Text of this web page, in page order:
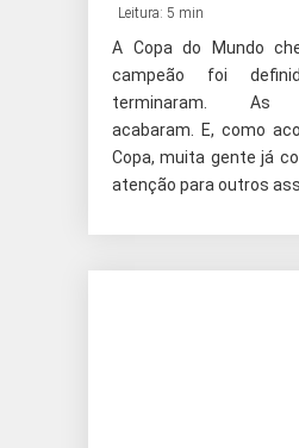
Leitura: 5 min
A Copa do Mundo
campeão foi
terminaram. As
acabaram. E, como
Copa, muita gente já
atenção para outros